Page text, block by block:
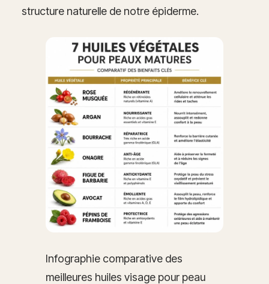
structure naturelle de notre épiderme.
Infographie comparative des
meilleures huiles visage pour peau